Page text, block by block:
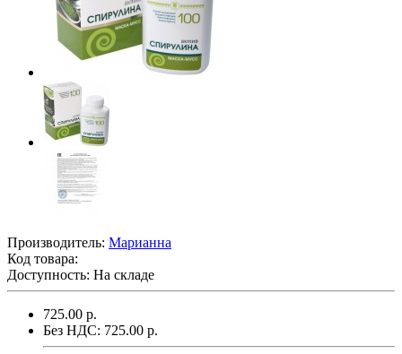
Производитель: Марианна
Код товара:
Доступность: На складе
725.00 р.
Без НДС: 725.00 р.